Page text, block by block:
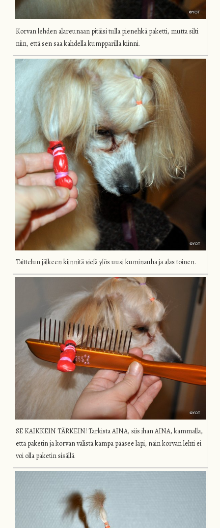
Korvan lehden alareunaan pitäisi tulla pienehkä paketti, mutta silti
niin, että sen saa kahdella kumpparilla kiinni.
Taittelun jälkeen kiinnitä vielä ylös uusi kuminauha ja alas toinen.
SE KAIKKEIN TÄRKEIN! Tarkista AINA, siis ihan AINA, kammalla,
että paketin ja korvan välistä kampa pääsee läpi, näin korvan lehti ei
voi olla paketin sisällä.